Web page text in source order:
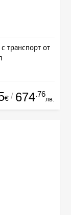
транспорт от
€ / 674.76
лв.